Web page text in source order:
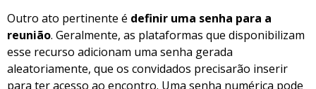
Outro ato pertinente é definir uma senha para a
reunião. Geralmente, as plataformas que disponibilizam
esse recurso adicionam uma senha gerada
aleatoriamente, que os convidados precisarão inserir
para ter acesso ao encontro. Uma senha numérica pode